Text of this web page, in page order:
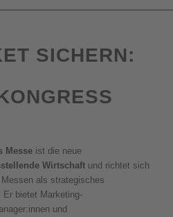
SICHERN:
Messeist die neue
Wirtschaftund richtet sich
als strategisches
Er bietet Marketing-
und